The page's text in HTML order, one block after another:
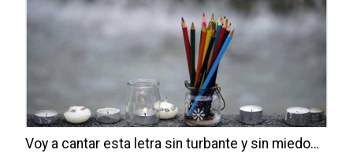
Voy a cantar esta letra sin turbante y sin miedo…